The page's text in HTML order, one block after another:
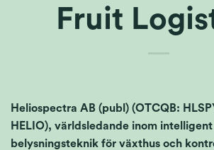
Fruit
Heliospectra AB (publ) (OTCQB:
HELIO), världsledande inom intelligent
belysningsteknik för växthus och